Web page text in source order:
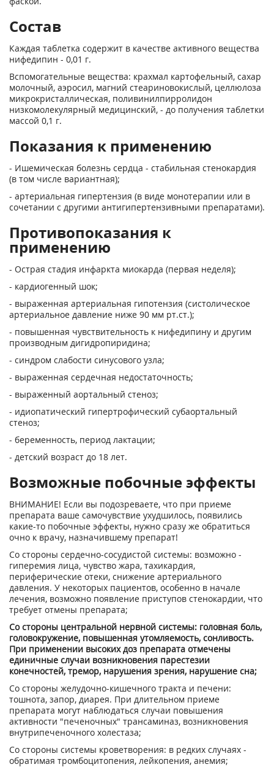
Состав
Каждая таблетка содержит в качестве активного вещества
нифедипин - 0,01 г.
Вспомогательные вещества: крахмал картофельный, сахар
молочный, аэросил, магний стеариновокислый, целлюлоза
микрокристаллическая, поливинилпирролидон
низкомолекулярный медицинский, - до получения таблетки
массой 0,1 г.
Показания к применению
- Ишемическая болезнь сердца - стабильная стенокардия
(в том числе вариантная);
- артериальная гипертензия (в виде монотерапии или в
сочетании с другими антигипертензивными препаратами).
Противопоказания к
применению
- Острая стадия инфаркта миокарда (первая неделя);
- кардиогенный шок;
- выраженная артериальная гипотензия (систолическое
артериальное давление ниже 90 мм рт.ст.);
- повышенная чувствительность к нифедипину и другим
производным дигидропиридина;
- синдром слабости синусового узла;
- выраженная сердечная недостаточность;
- выраженный аортальный стеноз;
- идиопатический гипертрофический субаортальный
стеноз;
- беременность, период лактации;
- детский возраст до 18 лет.
Возможные побочные эффекты
ВНИМАНИЕ! Если вы подозреваете, что при приеме
препарата ваше самочувствие ухудшилось, появились
какие-то побочные эффекты, нужно сразу же обратиться
очно к врачу, назначившему препарат!
Со стороны сердечно-сосудистой системы: возможно -
гиперемия лица, чувство жара, тахикардия,
периферические отеки, снижение артериального
давления. У некоторых пациентов, особенно в начале
лечения, возможно появление приступов стенокардии, что
требует отмены препарата;
Со стороны центральной нервной системы: головная боль,
головокружение, повышенная утомляемость, сонливость.
При применении высоких доз препарата отмечены
единичные случаи возникновения парестезии
конечностей, тремор, нарушения зрения, нарушение сна;
Со стороны желудочно-кишечного тракта и печени:
тошнота, запор, диарея. При длительном приеме
препарата могут наблюдаться случаи повышения
активности "печеночных" трансаминаз, возникновения
внутрипеченочного холестаза;
Со стороны системы кроветворения: в редких случаях -
обратимая тромбоцитопения, лейкопения, анемия;